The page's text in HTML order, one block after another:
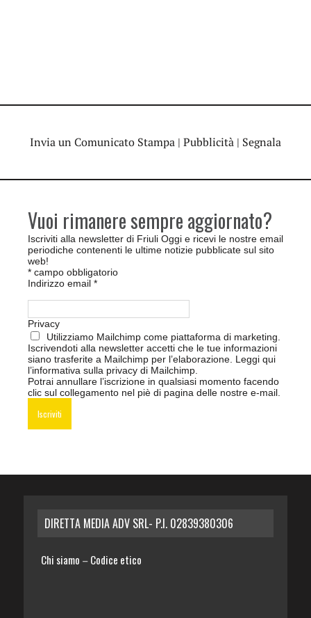
Invia un Comunicato Stampa | Pubblicità | Segnala
Vuoi rimanere sempre aggiornato?
Iscriviti alla newsletter di Friuli Oggi e ricevi le nostre email
periodiche contenenti le ultime notizie pubblicate sul sito
web!
* campo obbligatorio
Indirizzo email *
Privacy
Utilizziamo Mailchimp come piattaforma di marketing.
Iscrivendoti alla newsletter accetti che le tue informazioni
siano trasferite a Mailchimp per l’elaborazione. Leggi qui
l’informativa sulla privacy di Mailchimp.
Potrai annullare l’iscrizione in qualsiasi momento facendo
clic sul collegamento nel piè di pagina delle nostre e-mail.
DIRETTA MEDIA ADV SRL- P.I. 02839380306
Chi siamo – Codice etico